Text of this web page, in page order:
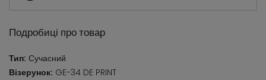
Подробиці про товар
Тип: Сучасний
Візерунок: GE-34 DE PRINT